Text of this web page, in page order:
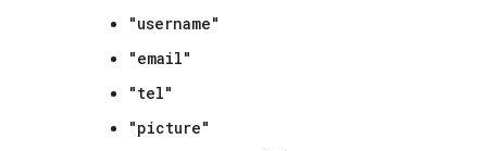
"username"
"email"
"tel"
"picture"